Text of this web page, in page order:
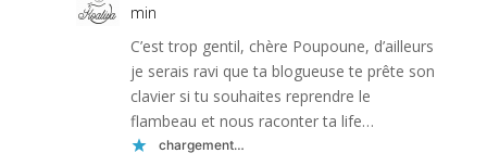
min
C’est trop gentil, chère Poupoune, d’ailleurs
je serais ravi que ta blogueuse te prête son
clavier si tu souhaites reprendre le
flambeau et nous raconter ta life…
chargement…